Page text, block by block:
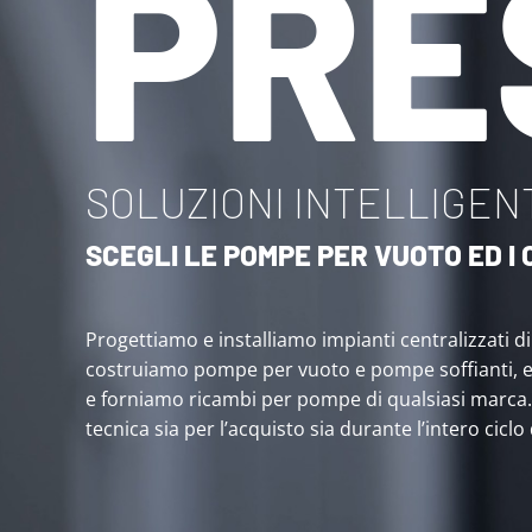
SOLUZIONI
SCEGLI LE POMPE PER VUOTO ED
Progettiamo e installiamo impianti centralizzati
costruiamo pompe per vuoto e pompe soffianti,
e forniamo ricambi per pompe di qualsiasi
tecnica sia per l’acquisto sia durante l’intero